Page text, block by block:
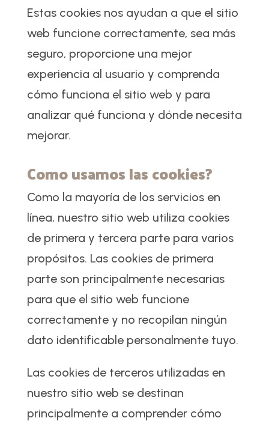
Estas cookies nos ayudan a que el sitio
web funcione correctamente, sea más
seguro, proporcione una mejor
experiencia al usuario y comprenda
cómo funciona el sitio web y para
analizar qué funciona y dónde necesita
mejorar.
Como usamos las cookies?
Como la mayoría de los servicios en
línea, nuestro sitio web utiliza cookies
de primera y tercera parte para varios
propósitos. Las cookies de primera
parte son principalmente necesarias
para que el sitio web funcione
correctamente y no recopilan ningún
dato identificable personalmente tuyo.
Las cookies de terceros utilizadas en
nuestro sitio web se destinan
principalmente a comprender cómo